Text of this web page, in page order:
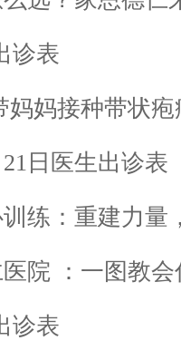
诊表
妈妈接种带状
日医生出诊表
练：重建力量
院 ：一图教
诊表